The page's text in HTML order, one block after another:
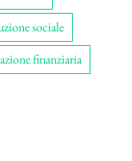
sociale
finanziaria